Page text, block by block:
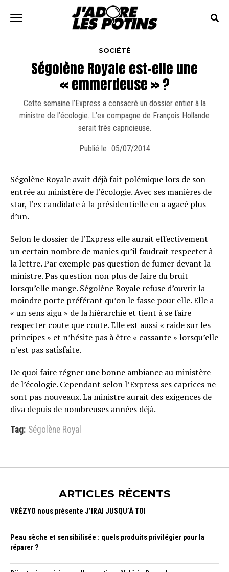
SOCIÉTÉ
Ségolène Royale est-elle une
« emmerdeuse » ?
Cette semaine l’Express a consacré un dossier entier à la
ministre de l’écologie. L’ex compagne de François Hollande
serait très capricieuse.
Publié le 05/07/2014
Ségolène Royale avait déjà fait polémique lors de son
entrée au ministère de l’écologie. Avec ses manières de
star, l’ex candidate à la présidentielle en a agacé plus
d’un.
Selon le dossier de l’Express elle aurait effectivement
un certain nombre de manies qu’il faudrait respecter à
la lettre. Par exemple pas question de fumer devant la
ministre. Pas question non plus de faire du bruit
lorsqu’elle mange. Ségolène Royale refuse d’ouvrir la
moindre porte préférant qu’on le fasse pour elle. Elle a
« un sens aigu » de la hiérarchie et tient à se faire
respecter coute que coute. Elle est aussi « raide sur les
principes » et n’hésite pas à être « cassante » lorsqu’elle
n’est pas satisfaite.
De quoi faire régner une bonne ambiance au ministère
de l’écologie. Cependant selon l’Express ses caprices ne
sont pas nouveaux. La ministre aurait des exigences de
diva depuis de nombreuses années déjà.
Tag: Ségolène Royal
ARTICLES RÉCENTS
VRÉZYO nous présente J’IRAI JUSQU’À TOI
Peau sèche et sensibilisée : quels produits privilégier pour la
réparer ?